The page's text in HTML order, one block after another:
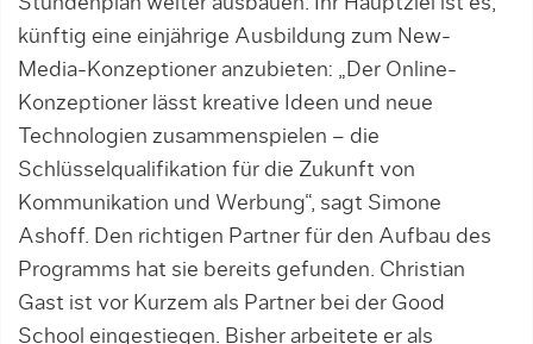
künftig eine einjährige Ausbildung zum New-
Media-Konzeptioner anzubieten: „Der On­line-
Konzeptioner lässt kreative Ideen und neue
Technologien zusammenspielen – die
Schlüsselqualifikation für die Zukunft von
Kommunikation und Werbung“, sagt Simone
Ashoff. Den richtigen Partner für den Aufbau des
Programms hat sie bereits gefunden. Christian
Gast ist vor Kurzem als Partner bei der Good
School eingestiegen. Bisher arbeitete er als